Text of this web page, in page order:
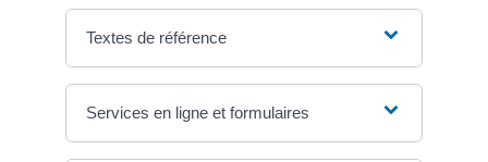
Textes de référence
Services en ligne et formulaires